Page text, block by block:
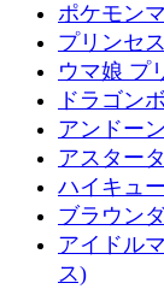
ポケモン
プリンセ
ウマ娘 プ
ドラゴン
アンドー
アスター
ハイキュ
ブラウン
アイドル
ス)